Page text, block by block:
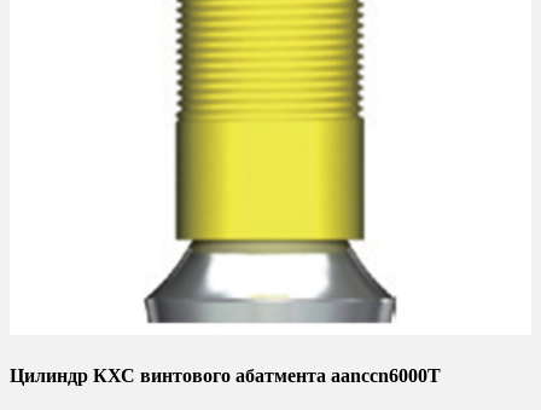
Цилиндр КХС винтового абатмента aanccn6000T